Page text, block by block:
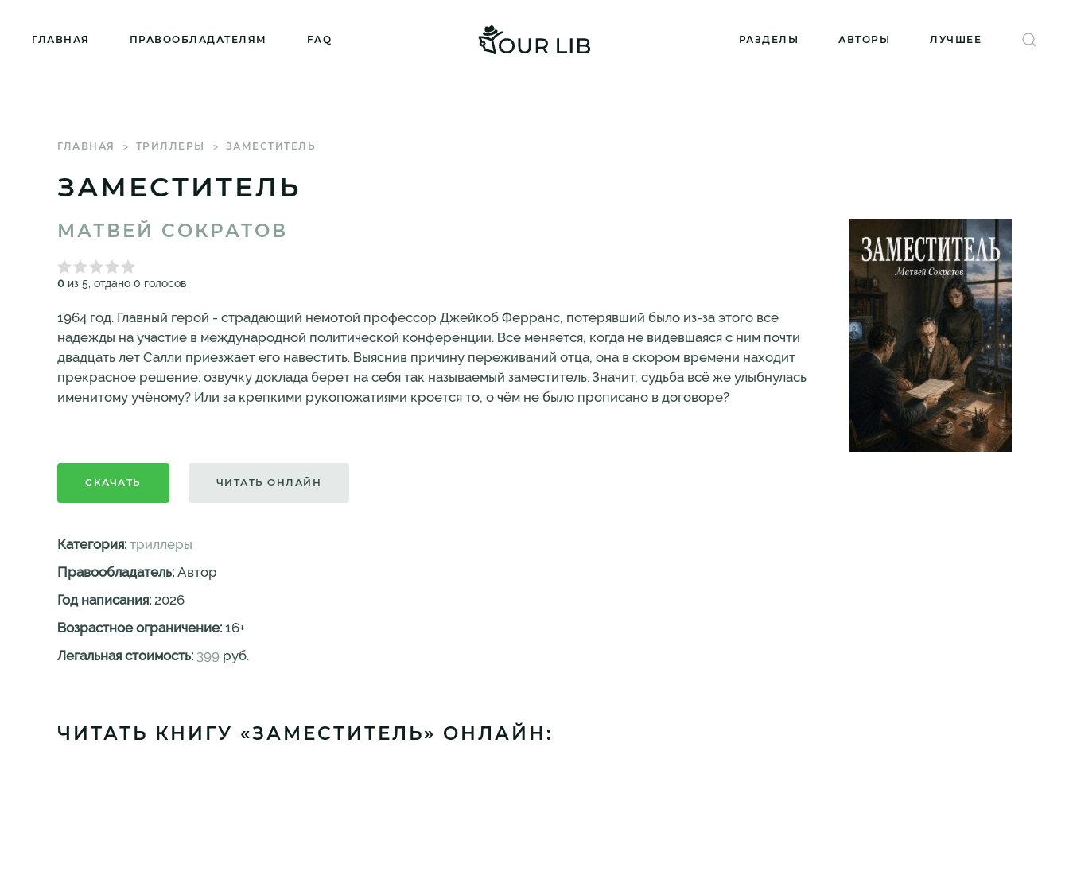
ГЛАВНАЯ ПРАВООБЛАДАТЕЛЯМ FAQ РАЗДЕЛЫ АВТОРЫ ЛУЧШЕЕ
ГЛАВНАЯ ТРИЛЛЕРЫ ЗАМЕСТИТЕЛЬ
ЗАМЕСТИТЕЛЬ
МАТВЕЙ СОКРАТОВ
0 из 5, отдано 0 голосов
1964 год. Главный герой - страдающий немотой профессор Джейкоб Ферранс, потерявший было из-за этого все
надежды на участие в международной политической конференции. Все меняется, когда не видевшаяся с ним почти
двадцать лет Салли приезжает его навестить. Выяснив причину переживаний отца, она в скором времени находит
прекрасное решение: озвучку доклада берет на себя так называемый заместитель. Значит, судьба всё же улыбнулась
именитому учёному? Или за крепкими рукопожатиями кроется то, о чём не было прописано в договоре?
СКАЧАТЬ ЧИТАТЬ ОНЛАЙН
Категория: триллеры
Правообладатель: Автор
Год написания: 2026
Возрастное ограничение: 16+
Легальная стоимость: 399 руб.
ЧИТАТЬ КНИГУ «ЗАМЕСТИТЕЛЬ» ОНЛАЙН: